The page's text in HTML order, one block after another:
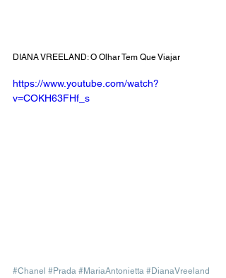
DIANA VREELAND: O Olhar Tem Que Viajar
https://www.youtube.com/watch?
v=COKH63FHf_s
#Chanel #Prada #MariaAntonietta #DianaVreeland